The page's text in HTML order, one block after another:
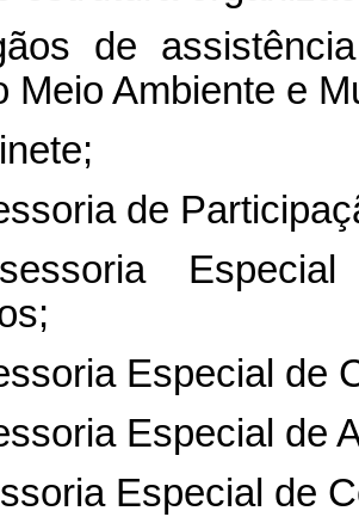
de
Meio Ambiente e
de
Especial de
Especial de
Especial de